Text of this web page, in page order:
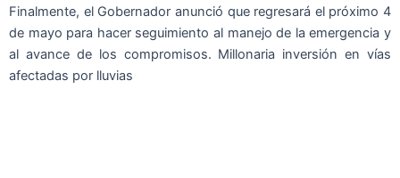
Finalmente, el Gobernador anunció que regresará el próximo 4
de mayo para hacer seguimiento al manejo de la emergencia y
al avance de los compromisos. Millonaria inversión en vías
afectadas por lluvias